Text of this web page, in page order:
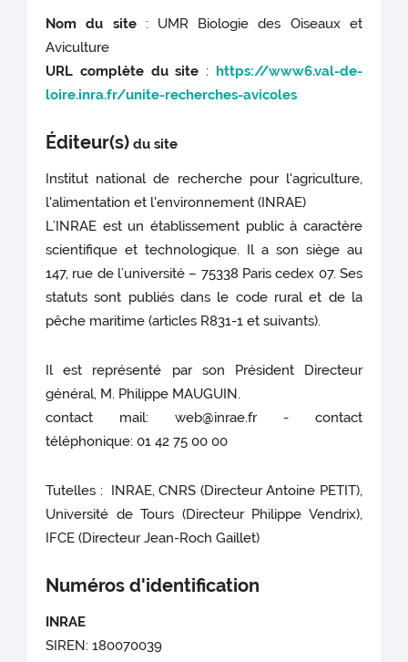
Nom du site: UMR Biologie des Oiseaux et
Aviculture
URL complète du site : https://www6.val-de-
loire.inra.fr/unite-recherches-avicoles
Éditeur(s) du site
Institut national de recherche pour l'agriculture,
l'alimentation et l'environnement (INRAE)
L’INRAE est un établissement public à caractère
scientifique et technologique. Il a son siège au
147, rue de l’université – 75338 Paris cedex 07. Ses
statuts sont publiés dans le code rural et de la
pêche maritime (articles R831-1 et suivants).
Il est représenté par son Président Directeur
général, M. Philippe MAUGUIN.
contact mail: web@inrae.fr - contact
téléphonique: 01 42 75 00 00
Tutelles : INRAE, CNRS (Directeur Antoine PETIT),
Université de Tours (Directeur Philippe Vendrix),
IFCE (Directeur Jean-Roch Gaillet)
Numéros d'identification
INRAE
SIREN: 180070039